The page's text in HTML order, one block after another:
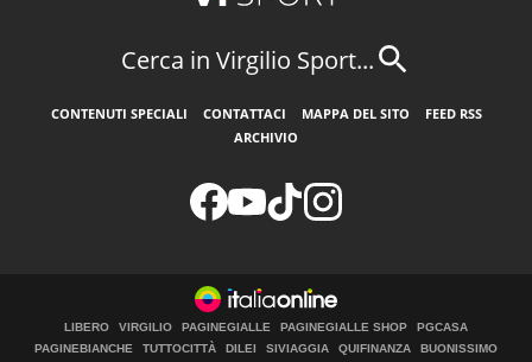
Cerca in Virgilio Sport...
CONTENUTI SPECIALI CONTATTACI MAPPA DEL SITO
FEED RSS
ARCHIVIO
LIBERO VIRGILIO PAGINEGIALLE PAGINEGIALLE SHOP
PGCASA
PAGINEBIANCHE
TUTTOCITTÀ DILEI SIVIAGGIA QUIFINANZA BUONISSIMO